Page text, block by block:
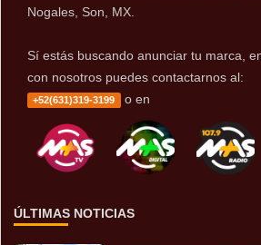
Nogales, Son, MX.
Sí estás buscando anunciar tu marca,
con nosotros puedes contactarnos al:
+52(631)319-3199 o en
ÚLTIMAS NOTICIAS